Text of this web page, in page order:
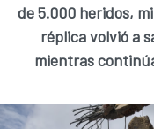
de 5.000 heridos,
réplica volvió a
mientras